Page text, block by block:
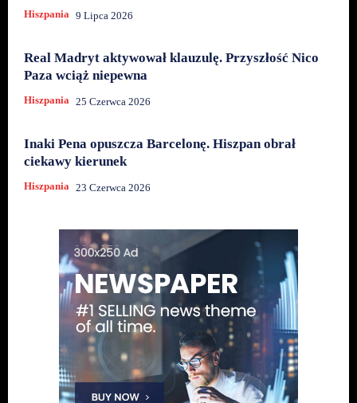
Hiszpania 9 Lipca 2026
Real Madryt aktywował klauzulę. Przyszłość Nico
Paza wciąż niepewna
Hiszpania 25 Czerwca 2026
Inaki Pena opuszcza Barcelonę. Hiszpan obrał
ciekawy kierunek
Hiszpania 23 Czerwca 2026